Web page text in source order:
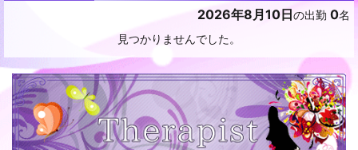
2026年8月10日の出勤 0名
見つかりませんでした。